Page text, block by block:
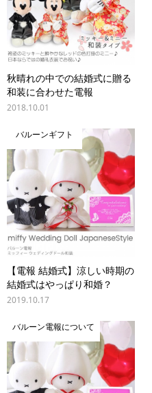
秋晴れの中での結婚式に贈る
和装に合わせた電報
2018.10.01
バルーンギフト
【電報 結婚式】涼しい時期の
結婚式はやっぱり和婚？
2019.10.17
バルーン電報について